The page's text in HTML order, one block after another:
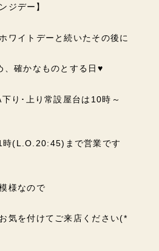
ジデー】
ワイトデーと続いたその後に
、確かなものとする日♥
り･上り常設屋台は10時～
時(L.O.20:45)まで営業です
様なので
気を付けてご来店ください(*